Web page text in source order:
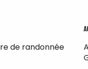
de randonnée